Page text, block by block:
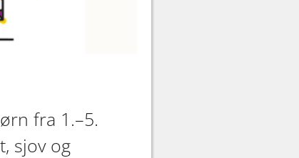
fra 1.–5.
sjov og